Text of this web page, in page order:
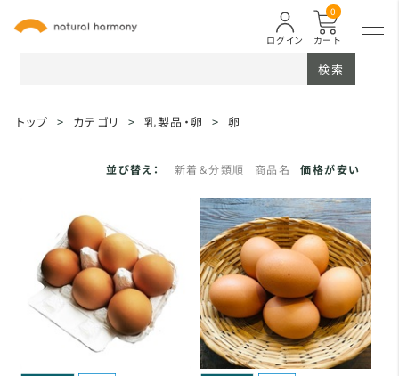
カート
0
ログイン
検索
トップ > カテゴリ > 乳製品・卵 > 卵
並び替え： 新着＆分類順 商品名 価格が安い